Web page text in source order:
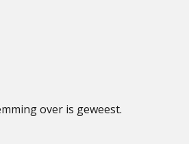
over is geweest.